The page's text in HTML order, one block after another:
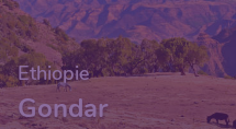
Ethiopie
Gondar